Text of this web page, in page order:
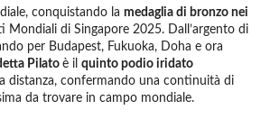
conquistando la medaglia di bronzo nei
Mondiali di Singapore 2025. Dall’argento di
per Budapest, Fukuoka, Doha e ora
Pilato è il quinto podio iridato
distanza, confermando una continuità di
da trovare in campo mondiale.